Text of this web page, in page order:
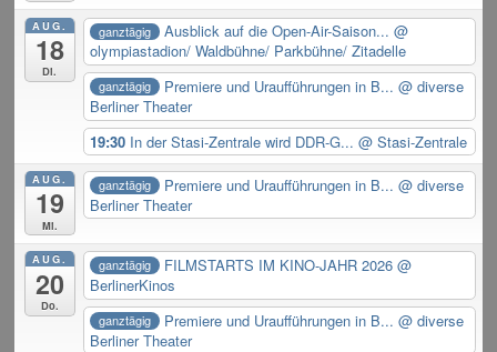
AUG.
18
Di.
ganztägig Ausblick auf die Open-Air-Saison... @
olympiastadion/ Waldbühne/ Parkbühne/ Zitadelle
ganztägig Premiere und Uraufführungen in B... @ diverse
Berliner Theater
19:30 In der Stasi-Zentrale wird DDR-G...@ Stasi-Zentrale
AUG.
19
Mi.
ganztägig Premiere und Uraufführungen in B... @ diverse
Berliner Theater
AUG.
20
Do.
ganztägig FILMSTARTS IM KINO-JAHR 2026 @
BerlinerKinos
ganztägig Premiere und Uraufführungen in B... @ diverse
Berliner Theater